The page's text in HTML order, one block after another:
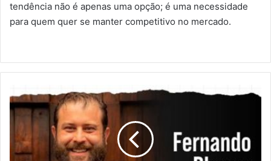
tendência não é apenas uma opção; é uma necessidade
para quem quer se manter competitivo no mercado.
Blower,
diretor-
da
ANR,